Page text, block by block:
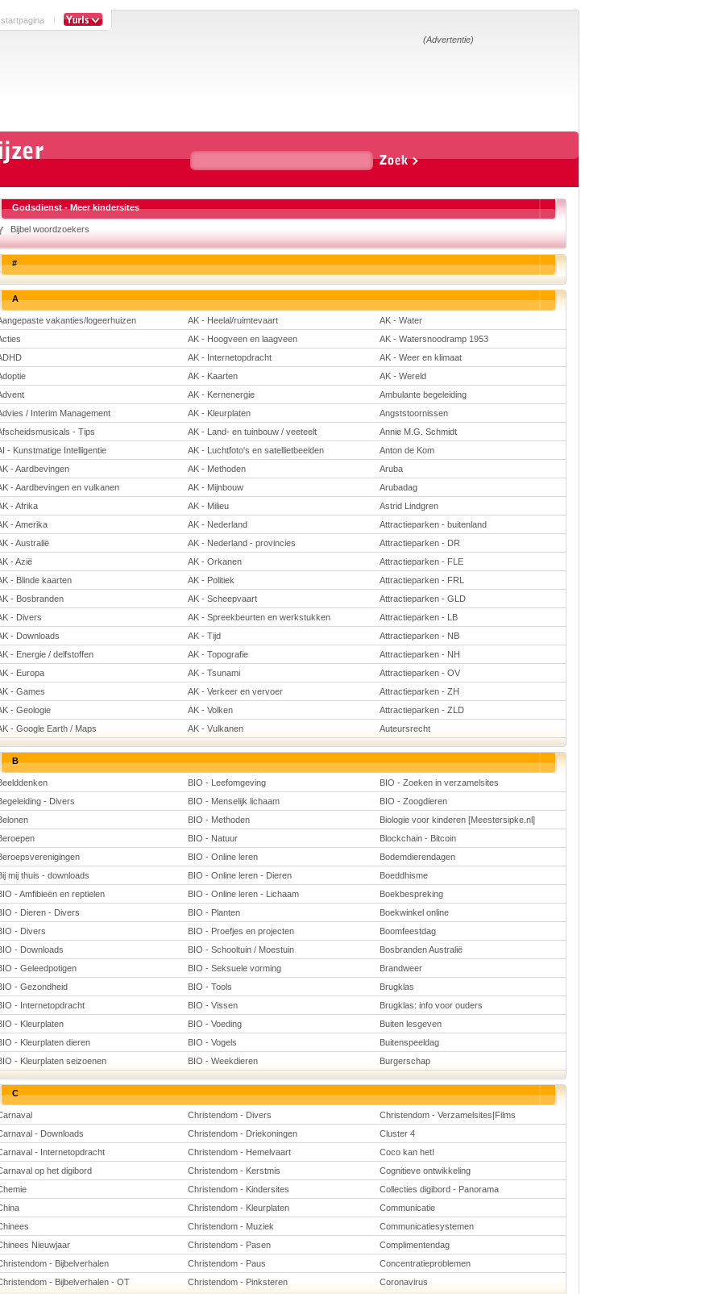
(Advertentie)
Godsdienst - Meer kindersites
Bijbel woordzoekers
#
A
vakanties/logeerhuizen AK - Heelal/ruimtevaart
AK - Water
AK - Hoogveen en laagveen
AK - Watersnoodramp 1953
AK - Internetopdracht
AK - Weer en klimaat
AK - Kaarten
AK - Wereld
AK - Kernenergie
Ambulante begeleiding
/ Interim Management
AK - Kleurplaten
Angststoornissen
- Tips
AK - Land- en tuinbouw / veeteelt
Annie M.G. Schmidt
- Kunstmatige Intelligentie
AK - Luchtfoto's en satellietbeelden
Anton de Kom
- Aardbevingen
AK - Methoden
Aruba
- Aardbevingen en vulkanen
AK - Mijnbouw
Arubadag
- Afrika
AK - Milieu
Astrid Lindgren
- Amerika
AK - Nederland
Attractieparken - buitenland
- Australië
AK - Nederland - provincies
Attractieparken - DR
- Azië
AK - Orkanen
Attractieparken - FLE
- Blinde kaarten
AK - Politiek
Attractieparken - FRL
- Bosbranden
AK - Scheepvaart
Attractieparken - GLD
- Divers
AK - Spreekbeurten en werkstukken
Attractieparken - LB
- Downloads
AK - Tijd
Attractieparken - NB
- Energie / delfstoffen
AK - Topografie
Attractieparken - NH
- Europa
AK - Tsunami
Attractieparken - OV
- Games
AK - Verkeer en vervoer
Attractieparken - ZH
- Geologie
AK - Volken
Attractieparken - ZLD
- Google Earth / Maps
AK - Vulkanen Auteursrecht
B
BIO - Leefomgeving
BIO - Zoeken in verzamelsites
- Divers
BIO - Menselijk lichaam
BIO - Zoogdieren
BIO - Methoden
Biologie voor kinderen [Meestersipke.nl]
BIO - Natuur
Blockchain - Bitcoin
BIO - Online leren
Bodemdierendagen
mij thuis - downloads
BIO - Online leren - Dieren
Boeddhisme
- Amfibieën en reptielen
BIO - Online leren - Lichaam
Boekbespreking
- Dieren - Divers
BIO - Planten
Boekwinkel online
- Divers
BIO - Proefjes en projecten
Boomfeestdag
- Downloads
BIO - Schooltuin / Moestuin
Bosbranden Australië
- Geleedpotigen
BIO - Seksuele vorming
Brandweer
- Gezondheid
BIO - Tools
Brugklas
- Internetopdracht
BIO - Vissen
Brugklas: info voor ouders
- Kleurplaten
BIO - Voeding
Buiten lesgeven
- Kleurplaten dieren
BIO - Vogels
Buitenspeeldag
- Kleurplaten seizoenen
BIO - Weekdieren Burgerschap
C
Christendom - Divers
Christendom - Verzamelsites|Films
- Downloads
Christendom - Driekoningen
Cluster 4
- Internetopdracht
Christendom - Hemelvaart
Coco kan het!
op het digibord
Christendom - Kerstmis
Cognitieve ontwikkeling
Christendom - Kindersites
Collecties digibord - Panorama
Christendom - Kleurplaten
Communicatie
Christendom - Muziek
Communicatiesystemen
Nieuwjaar
Christendom - Pasen
Complimentendag
- Bijbelverhalen
Christendom - Paus
Concentratieproblemen
- Bijbelverhalen - OT
Christendom - Pinksteren Coronavirus